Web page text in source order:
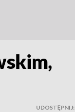
UDOSTĘPNIJ: